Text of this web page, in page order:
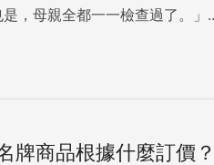
，母親全都一一檢查過了。」
牌商品根據什麼訂價？